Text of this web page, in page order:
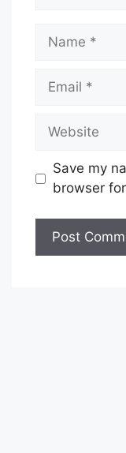
Name
Email
Website
Save my
browser